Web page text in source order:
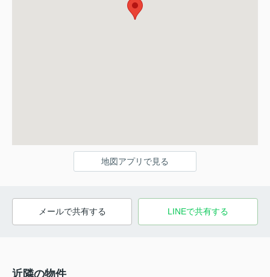
地図アプリで見る
メールで共有する LINEで共有する
近隣の物件